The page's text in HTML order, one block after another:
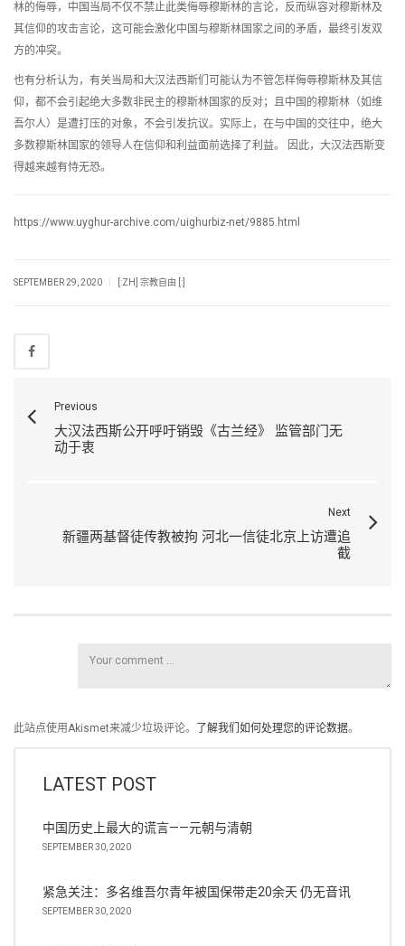
林的侮辱，中国当局不仅不禁止此类侮辱穆斯林的言论，反而纵容对穆斯林及
其信仰的攻击言论，这可能会激化中国与穆斯林国家之间的矛盾，最终引发双
方的冲突。
也有分析认为，有关当局和大汉法西斯们可能认为不管怎样侮辱穆斯林及其信
仰，都不会引起绝大多数非民主的穆斯林国家的反对；且中国的穆斯林（如维
吾尔人）是遭打压的对象，不会引发抗议。实际上，在与中国的交往中，绝大
多数穆斯林国家的领导人在信仰和利益面前选择了利益。 因此，大汉法西斯变
得越来越有恃无恐。
https://www.uyghur-archive.com/uighurbiz-net/9885.html
SEPTEMBER 29, 2020 [:ZH] 宗教自由 [:]
Previous
大汉法西斯公开呼吁销毁《古兰经》 监管部门无
动于衷
Next
新疆两基督徒传教被拘 河北一信徒北京上访遭追
截
此站点使用Akismet来减少垃圾评论。 了解我们如何处理您的评论数据。
LATEST POST
中国历史上最大的谎言——元朝与清朝
SEPTEMBER 30, 2020
紧急关注：多名维吾尔青年被国保带走20余天 仍无音讯
SEPTEMBER 30, 2020